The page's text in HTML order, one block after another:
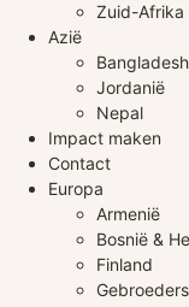
Zuid-Afrika
Azië
Bangladesh
Jordanië
Nepal
Impact maken
Contact
Europa
Armenië
Bosnië &
Finland